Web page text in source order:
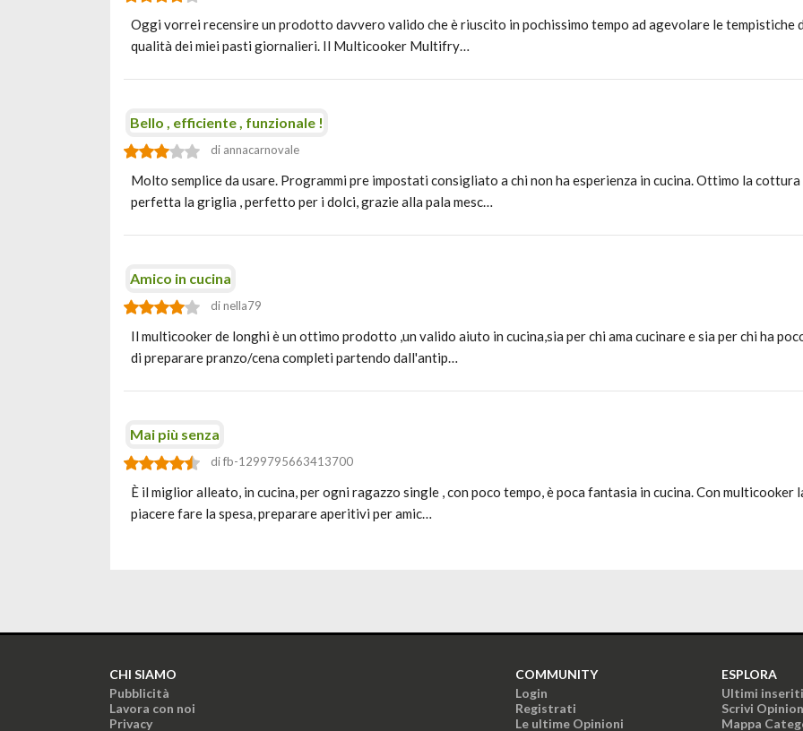
Oggi vorrei recensire un prodotto davvero valido che è riuscito in pochissimo tempo ad agevolare le tempistiche
qualità dei miei pasti giornalieri. Il Multicooker Multifry…
Bello , efficiente , funzionale !
di annacarnovale
Molto semplice da usare. Programmi pre impostati consigliato a chi non ha esperienza in cucina. Ottimo la
perfetta la griglia , perfetto per i dolci, grazie alla pala mesc…
Amico in cucina
di nella79
Il multicooker de longhi è un ottimo prodotto ,un valido aiuto in cucina,sia per chi ama cucinare e sia per chi ha
di preparare pranzo/cena completi partendo dall'antip…
Mai più senza
di fb-1299795663413700
È il miglior alleato, in cucina, per ogni ragazzo single , con poco tempo, è poca fantasia in cucina. Con multicooker
piacere fare la spesa, preparare aperitivi per amic…
CHI SIAMO
Pubblicità
Lavora con noi
Privacy
COMMUNITY
Login
Registrati
Le ultime Opinioni
ESPLORA
Ultimi inseriti
Scrivi
Mappa